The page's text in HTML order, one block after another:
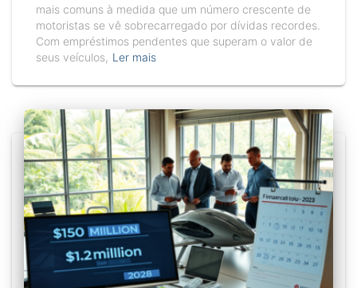
mais comuns à medida que um número crescente de
motoristas se vê sobrecarregado por dívidas recordes.
Com empréstimos pendentes que superam o valor de
seus veículos, Ler mais